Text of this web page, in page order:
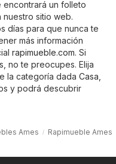
un folleto
nuestro sitio web.
días para que nunca te
más información
rapimueble.com. Si
no te preocupes. Elija
la categoría dada Casa,
y podrá descubrir
Ames Rapimueble Ames